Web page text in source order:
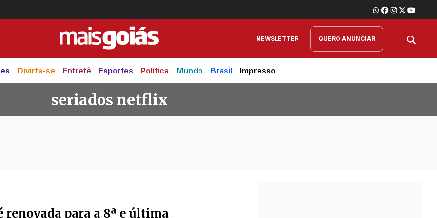
NEWSLETTER QUERO ANUNCIAR
Divirta-se Entretê Esportes Política Mundo Brasil Impresso
seriados netflix
renovada para a 8ª e última